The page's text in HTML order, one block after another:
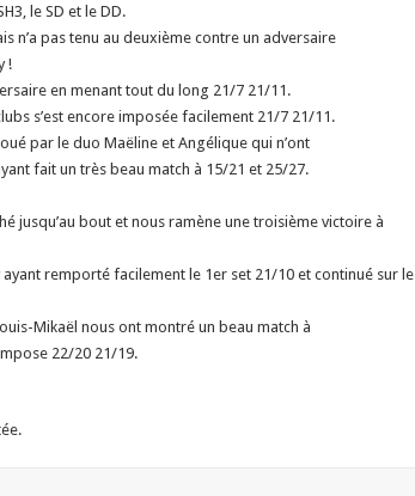
le SD et le DD.
n’a pas tenu au deuxième contre un adversaire
!
en menant tout du long 21/7 21/11.
s’est encore imposée facilement 21/7 21/11.
par le duo Maëline et Angélique qui n’ont
fait un très beau match à 15/21 et 25/27.
jusqu’au bout et nous ramène une troisième victoire à
remporté facilement le 1er set 21/10 et continué sur le
Mikaël nous ont montré un beau match à
22/20 21/19.